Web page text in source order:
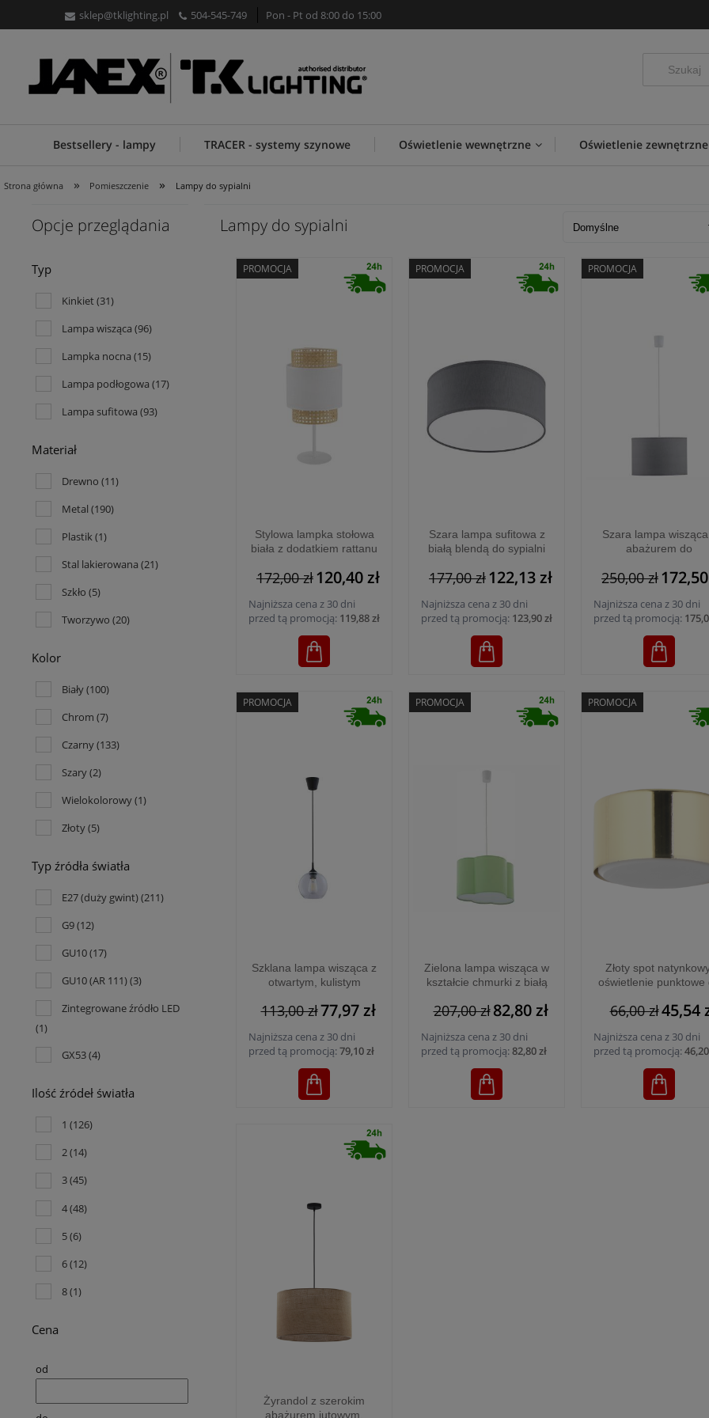
sklep@tklighting.pl 504-545-749 Pon - Pt od 8:00 do 15:00
Bestsellery - lampy TRACER - systemy szynowe Oświetlenie wewnętrzne Oświetlenie zewnętrzne
Strona główna » Pomieszczenie » Lampy do sypialni
Opcje przeglądania
Typ
Kinkiet(31)
Lampa wisząca (96)
Lampka nocna (15)
Lampa podłogowa (17)
Lampa sufitowa (93)
Materiał
Drewno (11)
Metal (190)
Plastik(1)
Stal lakierowana (21)
Szkło (5)
Tworzywo (20)
Kolor
Biały(100)
Chrom (7)
Czarny(133)
Szary(2)
Wielokolorowy(1)
Złoty(5)
Typ źródła światła
E27 (duży gwint)(211)
G9(12)
GU10(17)
GU10 (AR 111)(3)
Zintegrowane źródło LED
(1)
GX53(4)
Ilość źródeł światła
1 (126)
2(14)
3(45)
4(48)
5(6)
6(12)
8(1)
Cena
od
Lampy do sypialni
Stylowa lampka stołowa
biała z dodatkiem rattanu
BOHO WHITE 1xE27 -
172,00 zł 120,40 zł
Najniższa cena z 30 dni
przed tą promocją: 119,88 zł
PROMOCJA
Szara lampa sufitowa z
białą blendą do sypialni
RONDO GRAY - 3332
177,00 zł 122,13 zł
Najniższa cena z 30 dni
przed tą promocją: 123,90 zł
PROMOCJA
Szara lampa
abażurem do
Ø50cm RONDO
250,00 zł
Najniższa cena z 30 dni
przed tą promocją:
PROMOCJA
Szklana lampa wisząca z
otwartym, kulistym
CUBUS 1xE27 - 6080
113,00 zł77,97 zł
Najniższa cena z 30 dni
przed tą promocją:79,10 zł
PROMOCJA
Zielona lampa wisząca w
kształcie chmurki z białą
6076
207,00 zł82,80 zł
Najniższa cena z 30 dni
przed tą promocją:82,80 zł
PROMOCJA
Złoty spot
oświetlenie punktowe
GOLD 1xGX53 -
66,00 zł45,54
Najniższa cena z 30 dni
przed tą promocją:
PROMOCJA
Żyrandol z szerokim
abażurem jutowym,